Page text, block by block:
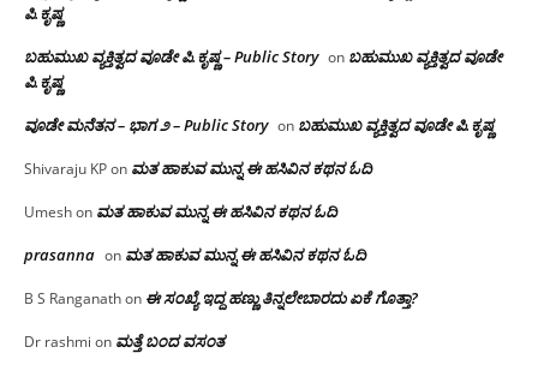
ಪಿ.ಕೃಷ್ಣ
ಬಹುಮುಖ ವ್ಯಕ್ತಿತ್ವದ ವೂಡೇ ಪಿ.ಕೃಷ್ಣ – Public Story on ಬಹುಮುಖ ವ್ಯಕ್ತಿತ್ವದ ವೂಡೇ
ಪಿ.ಕೃಷ್ಣ
ವೂಡೇ ಮನೆತನ – ಭಾಗ ೨ – Public Story on ಬಹುಮುಖ ವ್ಯಕ್ತಿತ್ವದ ವೂಡೇ ಪಿ.ಕೃಷ್ಣ
Shivaraju KPon ಮತ ಹಾಕುವ ಮುನ್ನ ಈ ಹಸಿವಿನ ಕಥನ ಓದಿ
Umeshon ಮತ ಹಾಕುವ ಮುನ್ನ ಈ ಹಸಿವಿನ ಕಥನ ಓದಿ
prasanna on ಮತ ಹಾಕುವ ಮುನ್ನ ಈ ಹಸಿವಿನ ಕಥನ ಓದಿ
B S Ranganathon ಈ ಸಂಖ್ಯೆ ಇದ್ದ ಹಣ್ಣು ತಿನ್ನಲೇಬಾರದು ಏಕೆ ಗೊತ್ತಾ?
Dr rashmi on ಮತ್ತೆ ಬಂದ ವಸಂತ